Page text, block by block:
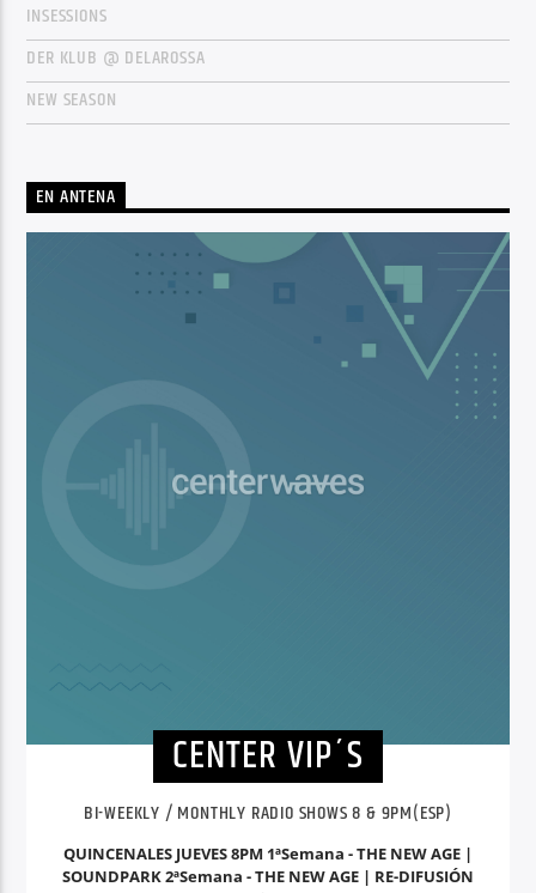
INSESSIONS
DER KLUB @ DELAROSSA
NEW SEASON
EN ANTENA
CENTER VIP´S
BI-WEEKLY / MONTHLY RADIO SHOWS 8 & 9PM(ESP)
QUINCENALES JUEVES 8PM 1ªSemana - THE NEW AGE |
SOUNDPARK 2ªSemana - THE NEW AGE | RE-DIFUSIÓN